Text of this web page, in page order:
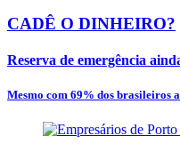
CADÊ O DINHEIRO?
Reserva de emergência
Mesmo com 69% dos brasileiros